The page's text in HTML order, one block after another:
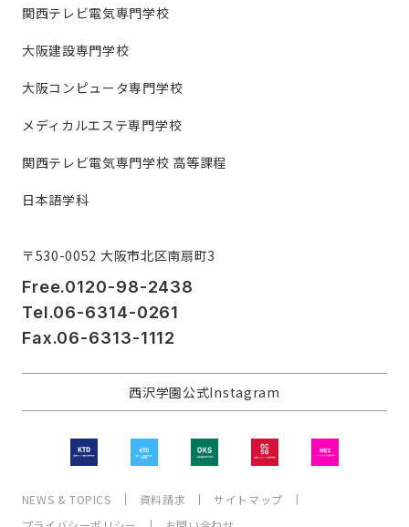
関西テレビ電気専門学校
大阪建設専門学校
大阪コンピュータ専門学校
メディカルエステ専門学校
関西テレビ電気専門学校 高等課程
日本語学科
〒530-0052 大阪市北区南扇町3
Free.0120-98-2438
Tel.06-6314-0261
Fax.06-6313-1112
西沢学園公式Instagram
NEWS & TOPICS 資料請求
サイトマップ